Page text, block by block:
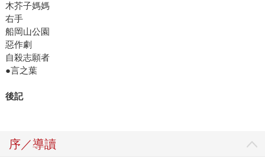
木芥子媽媽
右手
船岡山公園
惡作劇
自殺志願者
●言之葉
後記
序／導讀